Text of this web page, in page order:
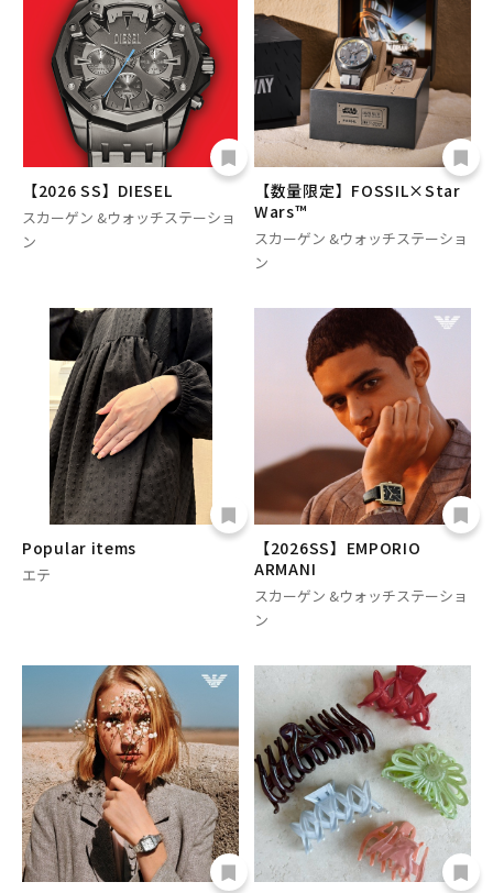
【2026 SS】DIESEL
スカーゲン &ウォッチステーショ
ン
【数量限定】FOSSIL×Star
Wars™
スカーゲン &ウォッチステーショ
ン
Popular items
エテ
【2026SS】EMPORIO
ARMANI
スカーゲン &ウォッチステーショ
ン